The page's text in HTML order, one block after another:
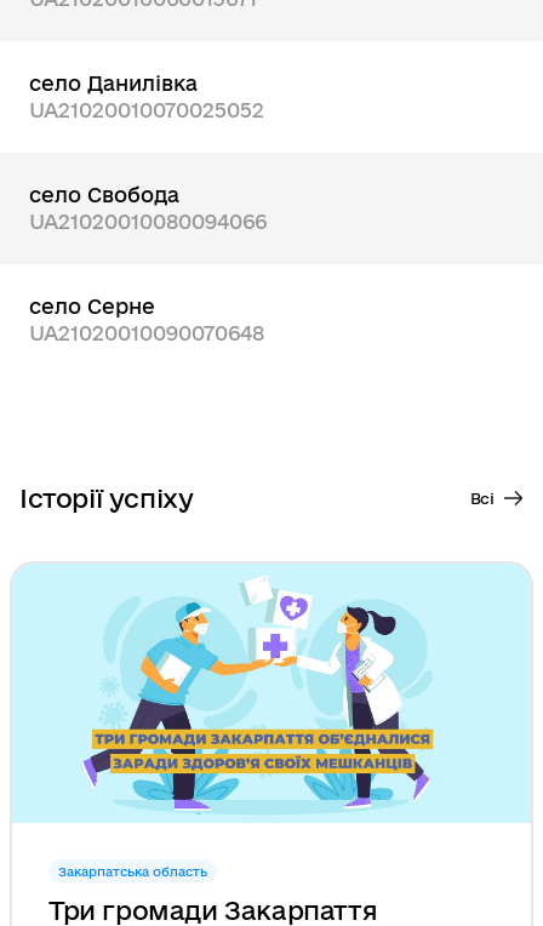
село Данилівка
UA21020010070025052
село Свобода
UA21020010080094066
село Серне
UA21020010090070648
Історії успіху Всі
Закарпатська область
Три громади Закарпаття